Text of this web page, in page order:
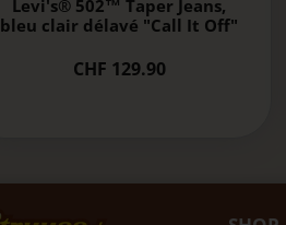
Levi's® 502™ Taper Jeans,
bleu clair délavé "Call It Off"
CHF 129.90